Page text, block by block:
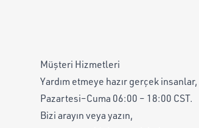
Müşteri Hizmetleri
Yardım etmeye hazır gerçek insanlar,
Pazartesi–Cuma 06:00 – 18:00 CST.
Bizi arayın veya yazın,